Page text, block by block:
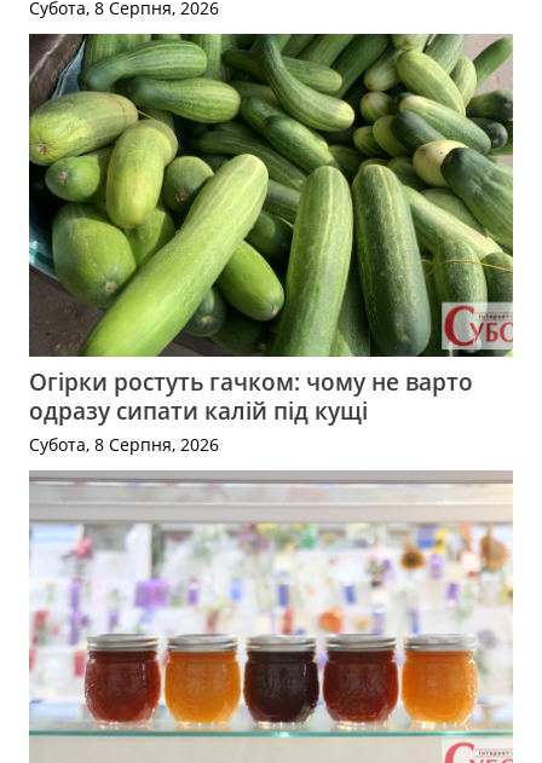
Субота, 8 Серпня, 2026
Огірки ростуть гачком: чому не варто
одразу сипати калій під кущі
Субота, 8 Серпня, 2026